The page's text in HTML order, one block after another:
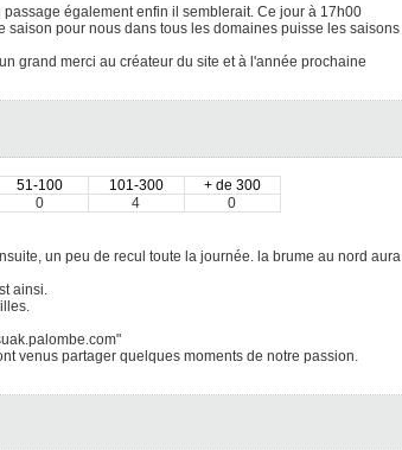
également enfin il semblerait. Ce jour à 17h00
pour nous dans tous les domaines puisse les saisons
grand merci au créateur du site et à l'année prochaine
51-100 101-300
+ de 300
0 4
0
un peu de recul toute la journée. la brume au nord aura
ainsi.
venus partager quelques moments de notre passion.